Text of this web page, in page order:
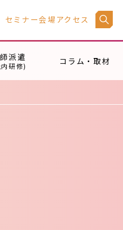
セミナー会場アクセス
派遣
研修) コラム・取材